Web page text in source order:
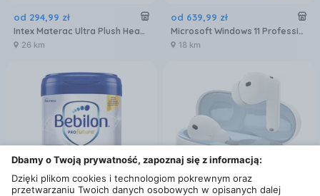
od 294,99 zł
Intex Materac Ultra Plush Headboard 64448
26 km
od 639,99 zł
Microsoft Windows 11 Professional 32/64 BiT
18 km
Dbamy o Twoją prywatność, zapoznaj się z informacją:
Dzięki plikom cookies i technologiom pokrewnym oraz
przetwarzaniu Twoich danych osobowych w opisanych dalej